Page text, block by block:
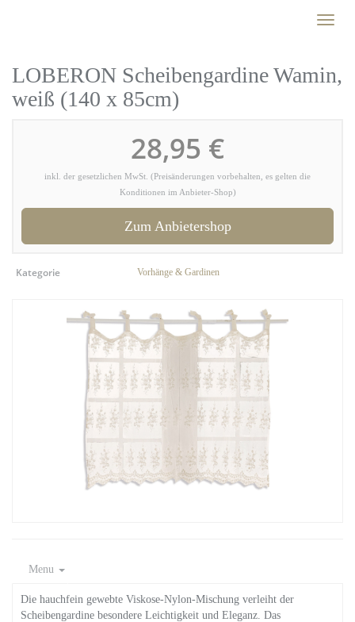
Toggle
LOBERON Scheibengardine Wamin,
weiß (140 x 85cm)
28,95 €
inkl. der gesetzlichen MwSt. (Preisänderungen vorbehalten, es gelten die
Konditionen im Anbieter-Shop)
Zum Anbietershop
Kategorie Vorhänge & Gardinen
Menu
Die hauchfein gewebte Viskose-Nylon-Mischung verleiht der
Scheibengardine besondere Leichtigkeit und Eleganz. Das